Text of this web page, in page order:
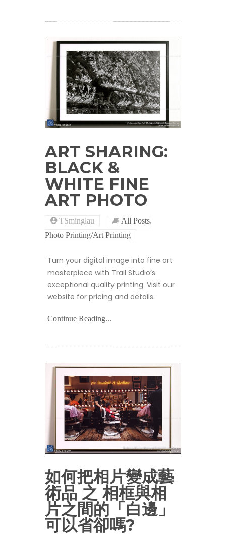
ART SHARING:
BLACK &
WHITE FINE
ART PHOTO
TSminglau All Posts,
Photo Printing/Art Printing
Turn your digital image into fine art
masterpiece with Trail Studio’s
exceptional quality printing. Visit our
website for pricing and details.
Continue Reading...
如何把相片變成藝
術品 之 相框與相
片之間的「白邊」
可以省卻嗎?